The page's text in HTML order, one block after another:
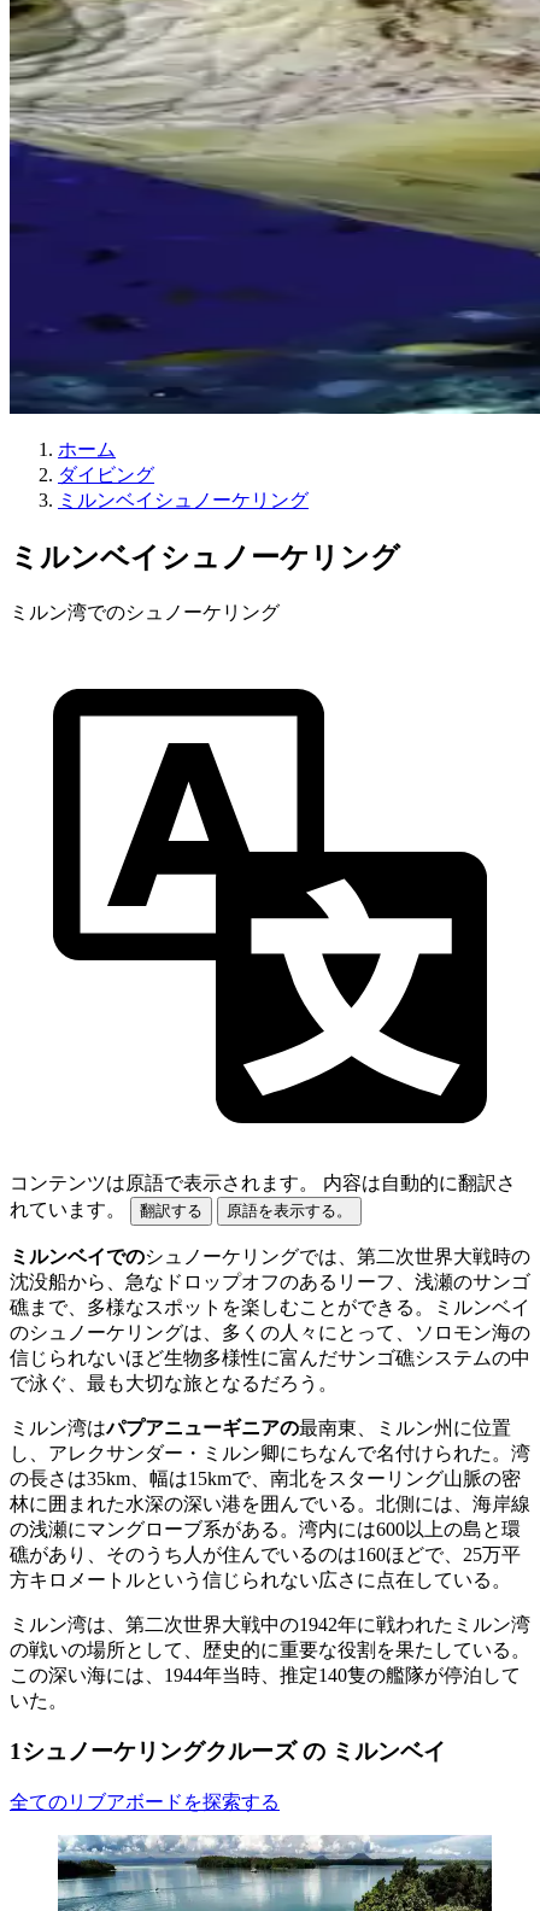
ホーム
ダイビング
ミルンベイシュノーケリング
ミルンベイシュノーケリング
ミルン湾でのシュノーケリング
コンテンツは原語で表示されます。
内容は自動的に翻訳さ
れています。
翻訳する 原語を表示する。
ミルンベイでのシュノーケリングでは、第二次世界大戦時の
沈没船から、急なドロップオフのあるリーフ、浅瀬のサンゴ
礁まで、多様なスポットを楽しむことができる。ミルンベイ
のシュノーケリングは、多くの人々にとって、ソロモン海の
信じられないほど生物多様性に富んだサンゴ礁システムの中
で泳ぐ、最も大切な旅となるだろう。
ミルン湾はパプアニューギニアの最南東、ミルン州に位置
し、アレクサンダー・ミルン卿にちなんで名付けられた。湾
の長さは35km、幅は15kmで、南北をスターリング山脈の密
林に囲まれた水深の深い港を囲んでいる。北側には、海岸線
の浅瀬にマングローブ系がある。湾内には600以上の島と環
礁があり、そのうち人が住んでいるのは160ほどで、25万平
方キロメートルという信じられない広さに点在している。
ミルン湾は、第二次世界大戦中の1942年に戦われたミルン湾
の戦いの場所として、歴史的に重要な役割を果たしている。
この深い海には、1944年当時、推定140隻の艦隊が停泊して
いた。
1シュノーケリングクルーズ の ミルンベイ
全てのリブアボードを探索する